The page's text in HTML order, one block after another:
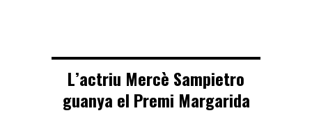
L’actriu Mercè Sampietro
guanya el Premi Margarida